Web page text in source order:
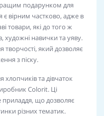
подарунком для
вірним частково, адже в
товари, які до того ж
навички та уяву.
який дозволяє
з піску.
хлопчиків та дівчаток
Colorit. Ці
приладдя, що дозволяє
різних тематик.